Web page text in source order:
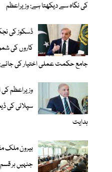
کی نگاہ سے دیکھتا ہے: وزیراعظم
ڈسکوز کی
کاروں کی
جامع حکمت عملی اختیار کی
وزیراعظم کی
سپلائی کی
ہدایت
بیرون ملک
جنہیں ہر